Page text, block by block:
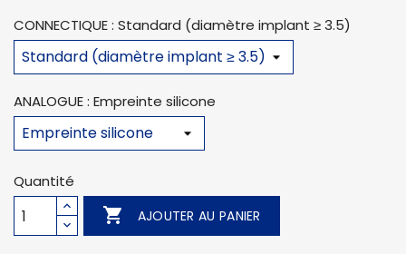
CONNECTIQUE : Standard (diamètre implant ≥ 3.5)
ANALOGUE : Empreinte silicone
Quantité
 AJOUTER AU PANIER